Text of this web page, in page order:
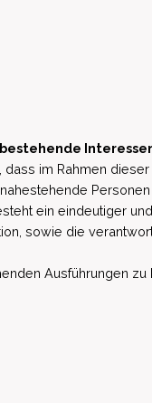
im Rahmen
nahestehende
ein eindeutiger
sowie die
Ausführungen